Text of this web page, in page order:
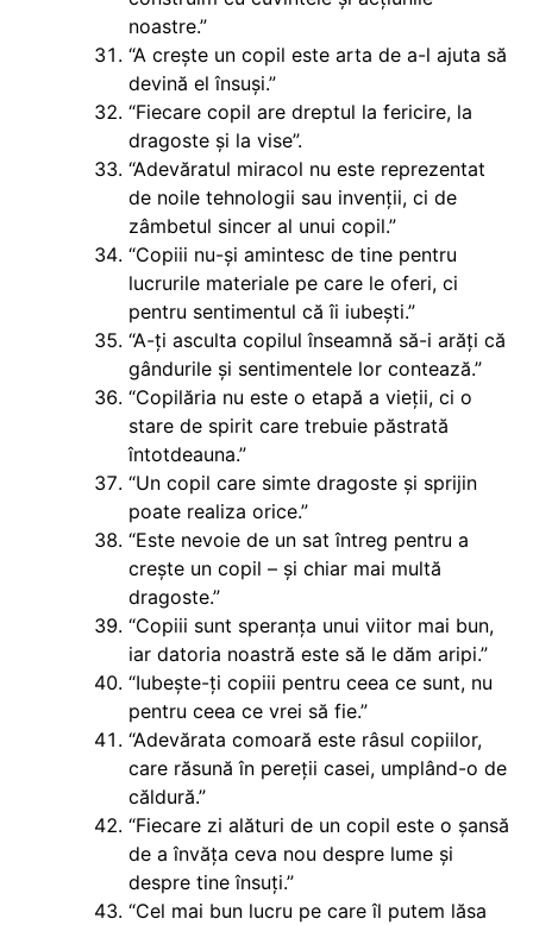
noastre.”
“A crește un copil este arta de a-l ajuta să
devină el însuși.”
“Fiecare copil are dreptul la fericire, la
dragoste și la vise”.
“Adevăratul miracol nu este reprezentat
de noile tehnologii sau invenții, ci de
zâmbetul sincer al unui copil.”
“Copiii nu-și amintesc de tine pentru
lucrurile materiale pe care le oferi, ci
pentru sentimentul că îi iubești.”
“A-ți asculta copilul înseamnă să-i arăți că
gândurile și sentimentele lor contează.”
“Copilăria nu este o etapă a vieții, ci o
stare de spirit care trebuie păstrată
întotdeauna.”
“Un copil care simte dragoste și sprijin
poate realiza orice.”
“Este nevoie de un sat întreg pentru a
crește un copil – și chiar mai multă
dragoste.”
“Copiii sunt speranța unui viitor mai bun,
iar datoria noastră este să le dăm aripi.”
“Iubește-ți copiii pentru ceea ce sunt, nu
pentru ceea ce vrei să fie.”
“Adevărata comoară este râsul copiilor,
care răsună în pereții casei, umplând-o de
căldură.”
“Fiecare zi alături de un copil este o șansă
de a învăța ceva nou despre lume și
despre tine însuți.”
“Cel mai bun lucru pe care îl putem lăsa